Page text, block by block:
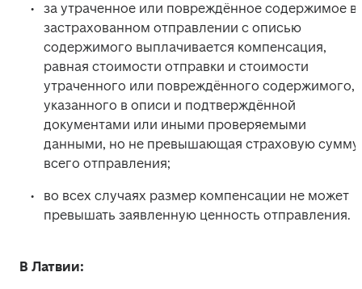
за утраченное или повреждённое содержимое в
застрахованном отправлении с описью
содержимого выплачивается компенсация,
равная стоимости отправки и стоимости
утраченного или повреждённого содержимого,
указанного в описи и подтверждённой
документами или иными проверяемыми
данными, но не превышающая страховую сумму
всего отправления;
во всех случаях размер компенсации не может
превышать заявленную ценность отправления.
В Латвии: